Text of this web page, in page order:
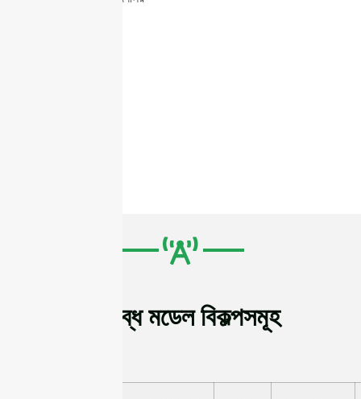
উপলব্ধ মডেল বিকল্পসমূহ